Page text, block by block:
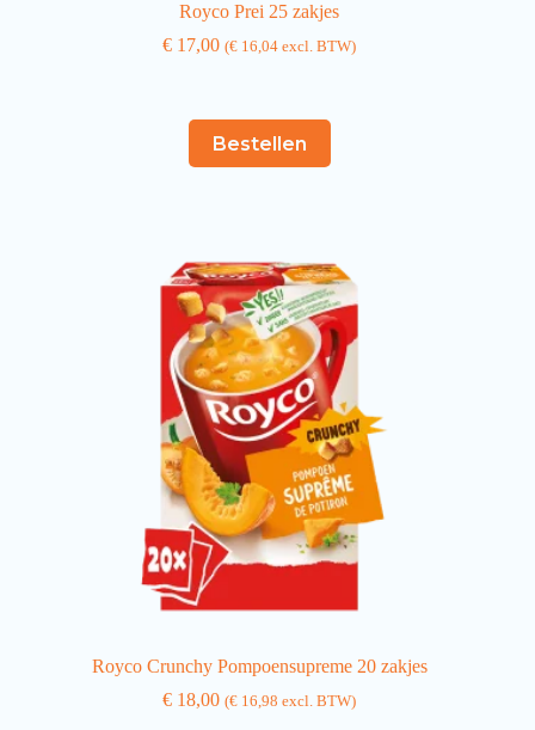
Royco Prei 25 zakjes
€ 17,00 (€ 16,04 excl. BTW)
Bestellen
Royco Crunchy Pompoensupreme 20 zakjes
€ 18,00 (€ 16,98 excl. BTW)